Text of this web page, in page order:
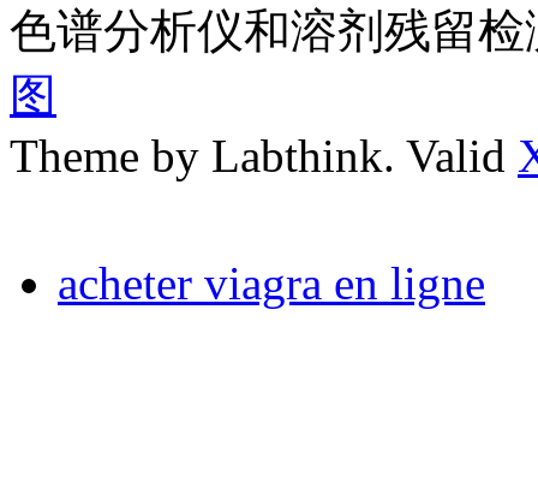
色谱分析仪和溶剂残留
图
Theme by Labthink. Valid
acheter viagra en ligne